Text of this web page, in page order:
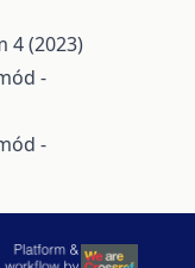
4 (2023)
-
-